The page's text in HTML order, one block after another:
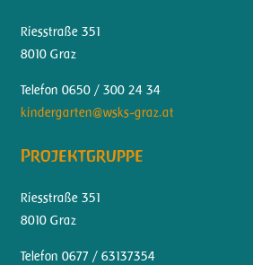
Riesstraße 351
8010 Graz
Telefon 0650 / 300 24 34
kindergarten@wsks-graz.at
Projektgruppe
Riesstraße 351
8010 Graz
Telefon 0677 / 63137354